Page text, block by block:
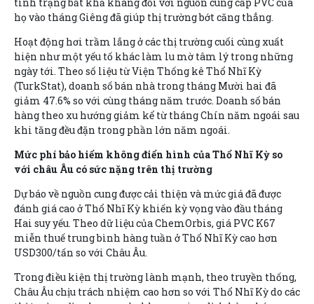
họ vào tháng Giêng đã giúp thị trường bớt căng thẳng.
Hoạt động hơi trầm lắng ở các thị trường cuối cùng xuất
hiện như một yếu tố khác làm lu mờ tâm lý trong những
ngày tới. Theo số liệu từ Viện Thống kê Thổ Nhĩ Kỳ
(TurkStat), doanh số bán nhà trong tháng Mười hai đã
giảm 47.6% so với cùng tháng năm trước. Doanh số bán
hàng theo xu hướng giảm kể từ tháng Chín năm ngoái sau
khi tăng đều đặn trong phần lớn năm ngoái.
Mức phí bảo hiểm không điển hình của Thổ Nhĩ Kỳ so
với châu Âu có sức nặng trên thị trường
Dự báo về nguồn cung được cải thiện và mức giá đã được
đánh giá cao ở Thổ Nhĩ Kỳ khiến kỳ vọng vào đầu tháng
Hai suy yếu. Theo dữ liệu của ChemOrbis, giá PVC K67
miễn thuế trung bình hàng tuần ở Thổ Nhĩ Kỳ cao hơn
USD300/tấn so với Châu Âu.
Trong điều kiện thị trường lành mạnh, theo truyền thống,
Châu Âu chịu trách nhiệm cao hơn so với Thổ Nhĩ Kỳ do các